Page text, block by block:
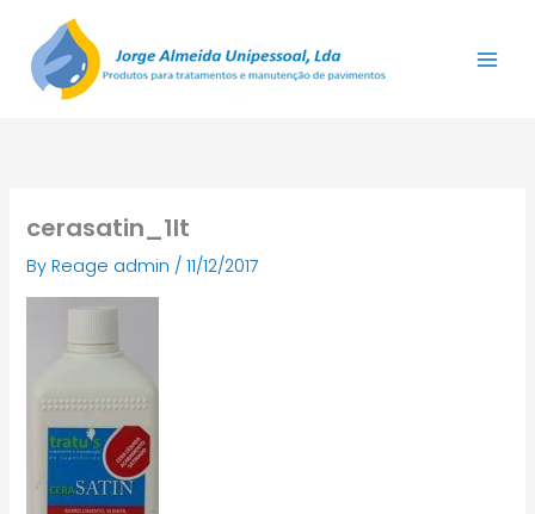
content
cerasatin_1lt
ByReage admin /11/12/2017